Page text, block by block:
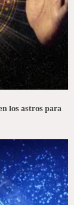
los astros para